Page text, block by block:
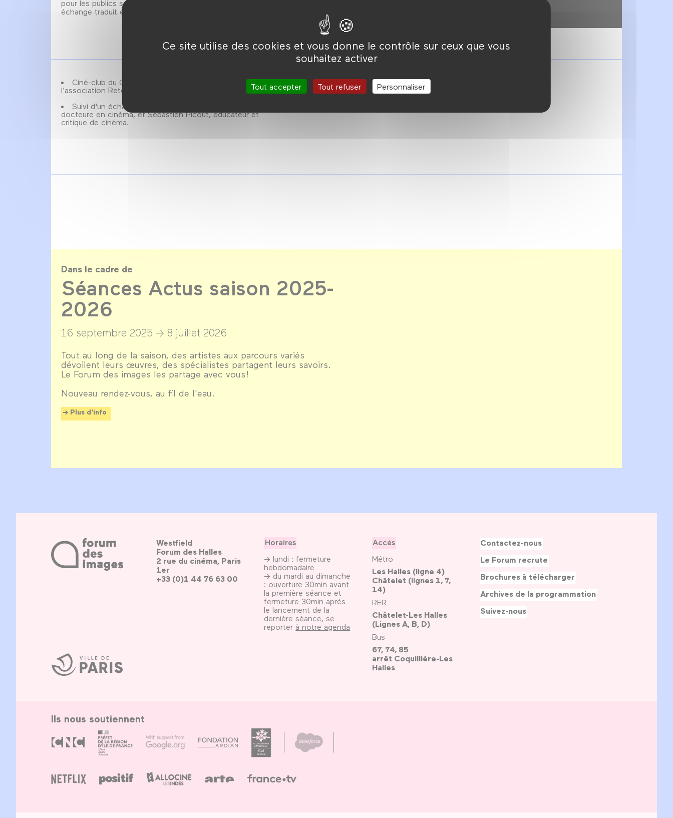
Ce site utilise des cookies et vous donne le contrôle sur ceux que vous
souhaitez activer
Tout accepter Tout refuser Personnaliser
pour les publics sourds et malentendants). Suivi d'un
échange traduit en langue des signes française (LSF).
Ciné-club du Collectif 50/50 en partenariat avec
l’association Retour d’image.
Suivi d'un échange co-animé par Barbara Fougère,
docteure en cinéma, et Sébastien Picout, éducateur et
critique de cinéma.
Traduction des échanges enlangue des signes française
(LSF)
Dans le cadre de
Séances Actus saison 2025-
2026
16 septembre 2025 → 8 juillet 2026
Tout au long de la saison, des artistes aux parcours variés
dévoilent leurs œuvres, des spécialistes partagent leurs savoirs.
Le Forum des images les partage avec vous !
Nouveau rendez-vous, au fil de l'eau.
Plus d'info
Ville
de
Paris
Westfield
Forum des Halles
2 rue du cinéma, Paris
1er
+33 (0)1 44 76 63 00
Horaires
→ lundi : fermeture
hebdomadaire
→ du mardi au dimanche
: ouverture 30min avant
la première séance et
fermeture 30min après
le lancement de la
dernière séance, se
reporter à notre agenda
Accès
Métro
Les Halles (ligne 4)
Châtelet (lignes 1, 7,
14)
RER
Châtelet-Les Halles
(Lignes A, B, D)
Bus
67, 74, 85
arrêt Coquillière-Les
Halles
Contactez-nous
Le Forum recrute
Brochures à télécharger
Archives de la programmation
Suivez-nous
Ils nous soutiennent